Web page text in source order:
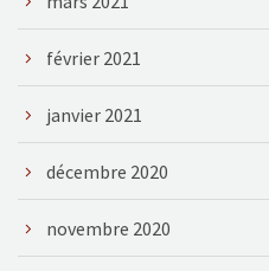
février 2021
janvier 2021
décembre 2020
novembre 2020